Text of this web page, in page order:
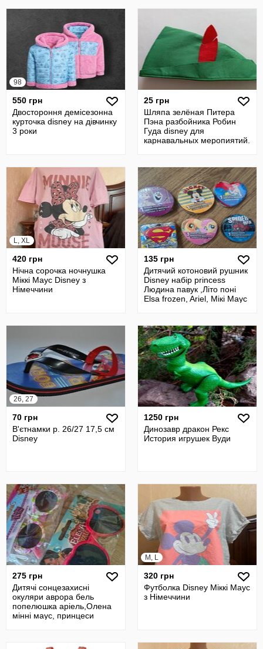
98
550 грн
Двостороння демісезонна
курточка disney на дівчинку
3 роки
25 грн
Шляпа зелёная Питера
Пэна разбойника Робин
Гуда disney для
карнавальных меропиятий.
L, XL
420 грн
Нічна сорочка ночнушка
Міккі Маус Disney з
Німеччини
135 грн
Дитячий котоновий рушник
Disney набір princess
Людина павук ,Літо поні
Elsa frozen, Ariel, Мікі Маус
26, 27
70 грн
В'єтнамки р. 26/27 17,5 см
Disney
1250 грн
Динозавр дракон Рекс
История игрушек Вуди
275 грн
Дитячі сонцезахисні
окуляри аврора бель
попелюшка аріель,Олена
мінні маус, принцеси
M, L
320 грн
Футболка Disney Міккі Маус
з Німеччини